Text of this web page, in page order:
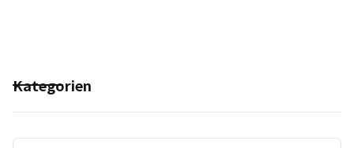
Kategorien